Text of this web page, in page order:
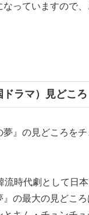
なっていますので
ラマ）見どころ
』の見どころをチ
流時代劇として日
の最大の見どころ